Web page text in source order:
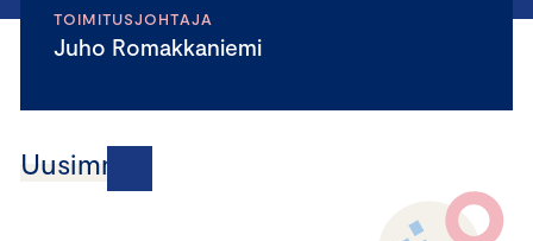
TOIMITUSJOHTAJA
Juho Romakkaniemi
Uusimmat